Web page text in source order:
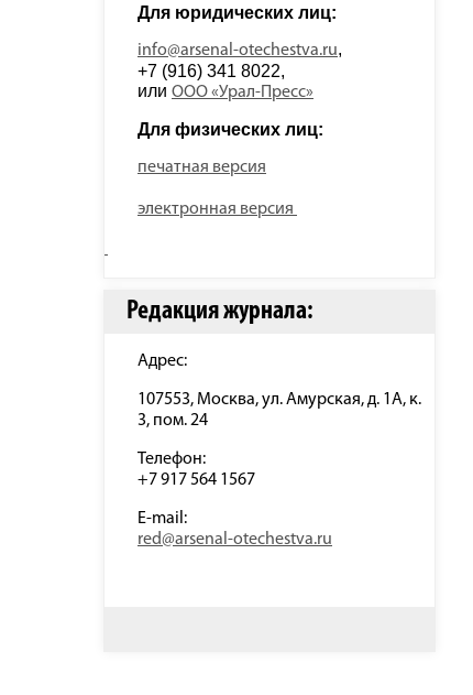
Для юридических лиц:
info@arsenal-otechestva.ru,
+7 (916) 341 8022,
или ООО «Урал-Пресс»
Для физических лиц:
печатная версия
электронная версия
Редакция журнала:
Адрес:
107553, Москва, ул. Амурская, д. 1А, к.
3, пом. 24
Телефон:
+7 917 564 1567
E-mail:
red@arsenal-otechestva.ru